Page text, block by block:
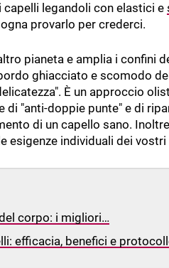
legandoli con elastici e
provarlo per crederci.
pianeta e amplia i confini
ghiacciato e scomodo
È un approccio
"anti-doppie punte" e di
di un capello sano.
esigenze individuali dei vostri
corpo: i migliori…
efficacia, benefici e